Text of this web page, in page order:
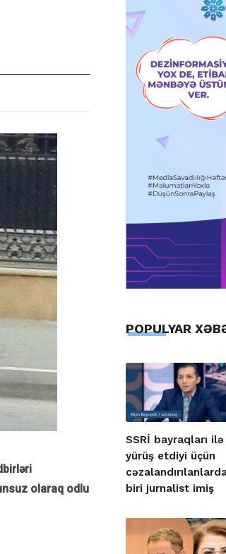
olaraq odlu
POPULYAR
SSRİ bayraqları ilə
yürüş etdiyi üçün
biri jurnalist imiş